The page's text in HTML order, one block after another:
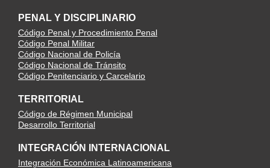
PENAL Y DISCIPLINARIO
Código Penal y Procedimiento Penal
Código Penal Militar
Código Nacional de Policía
Código Nacional de Tránsito
Código Penitenciario y Carcelario
TERRITORIAL
Código de Régimen Municipal
Desarrollo Territorial
INTEGRACIÓN INTERNACIONAL
Integración Económica Latinoamericana